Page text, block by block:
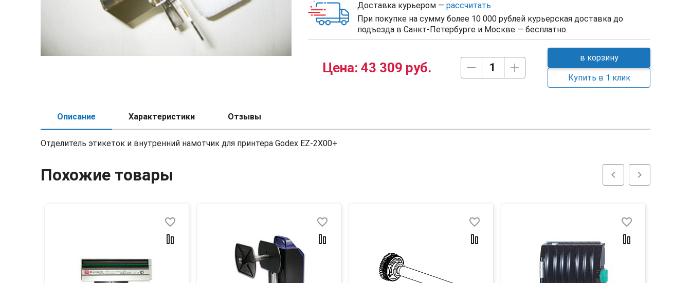
Доставка курьером — рассчитать
При покупке на сумму более 10 000 рублей курьерская доставка до
подъезда в Санкт-Петербурге и Москве — бесплатно.
Цена: 43 309 руб.
в корзину
Купить в 1 клик
Описание Характеристики Отзывы
Отделитель этикеток и внутренний намотчик для принтера Godex EZ-2X00+
Похожие товары chevron_left chevron_right
favorite_border favorite_border favorite_border favorite_border